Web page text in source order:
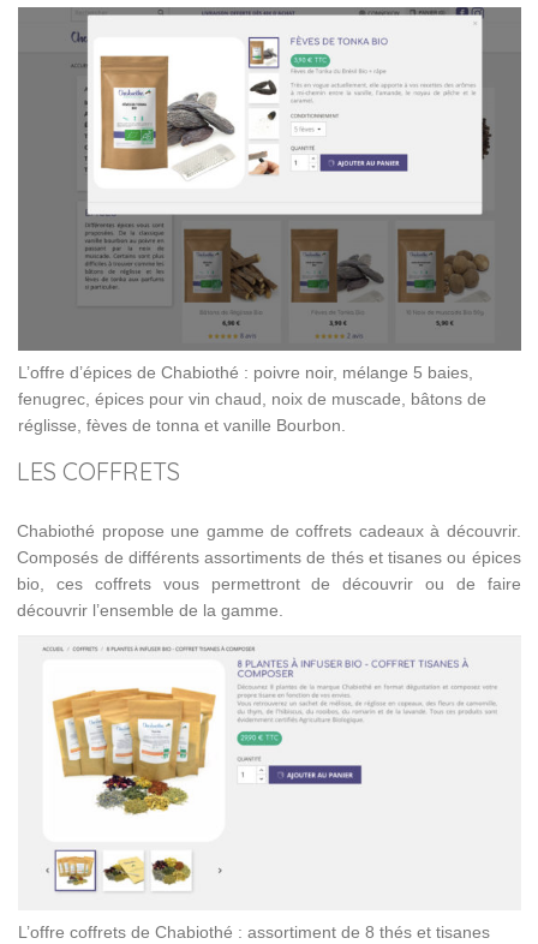
L’offre d’épices de Chabiothé : poivre noir, mélange 5 baies,
fenugrec, épices pour vin chaud, noix de muscade, bâtons de
réglisse, fèves de tonna et vanille Bourbon.
LES COFFRETS
Chabiothé propose une gamme de coffrets cadeaux à découvrir.
Composés de différents assortiments de thés et tisanes ou épices
bio, ces coffrets vous permettront de découvrir ou de faire
découvrir l’ensemble de la gamme.
L’offre coffrets de Chabiothé : assortiment de 8 thés et tisanes